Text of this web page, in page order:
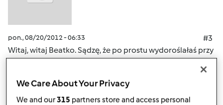
pon., 08/20/2012 - 06:33
#3
Witaj, witaj Beatko. Sądzę, że po prostu wydoroślałaś przy
thermomixie, masz swoją rodzne i wiesz z doswiadczenia
co to jest w kuchni Thermomix. Brawo ! Działaj! Czekamy
na Twoje przepisy.
We Care About Your Privacy
We and our315 partners store and access personal